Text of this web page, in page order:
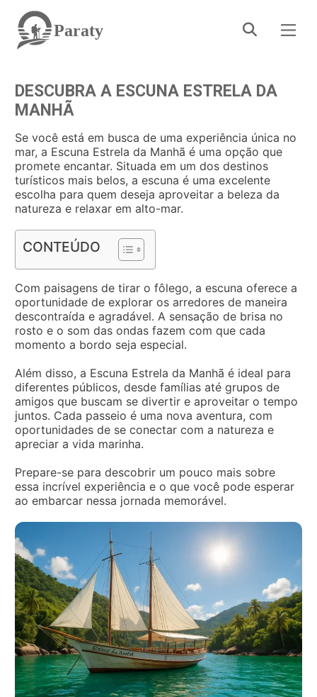
Paraty
DESCUBRA A ESCUNA ESTRELA DA
MANHÃ
Se você está em busca de uma experiência única no
mar, a Escuna Estrela da Manhã é uma opção que
promete encantar. Situada em um dos destinos
turísticos mais belos, a escuna é uma excelente
escolha para quem deseja aproveitar a beleza da
natureza e relaxar em alto-mar.
CONTEÚDO
Com paisagens de tirar o fôlego, a escuna oferece a
oportunidade de explorar os arredores de maneira
descontraída e agradável. A sensação de brisa no
rosto e o som das ondas fazem com que cada
momento a bordo seja especial.
Além disso, a Escuna Estrela da Manhã é ideal para
diferentes públicos, desde famílias até grupos de
amigos que buscam se divertir e aproveitar o tempo
juntos. Cada passeio é uma nova aventura, com
oportunidades de se conectar com a natureza e
apreciar a vida marinha.
Prepare-se para descobrir um pouco mais sobre
essa incrível experiência e o que você pode esperar
ao embarcar nessa jornada memorável.